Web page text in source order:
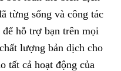
từng sống và công tác
hỗ trợ bạn trên mọi
lượng bản dịch cho
tất cả hoạt động của